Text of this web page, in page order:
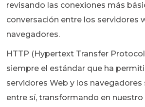
revisando las conexiones más
conversación entre los servidores
navegadores.
HTTP (Hypertext Transfer
siempre el estándar que ha
servidores Web y los navegadores
entre sí, transformando en